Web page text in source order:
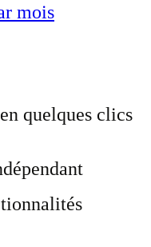
mois
quelques clics